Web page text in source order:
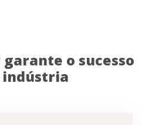
garante o sucesso
indústria